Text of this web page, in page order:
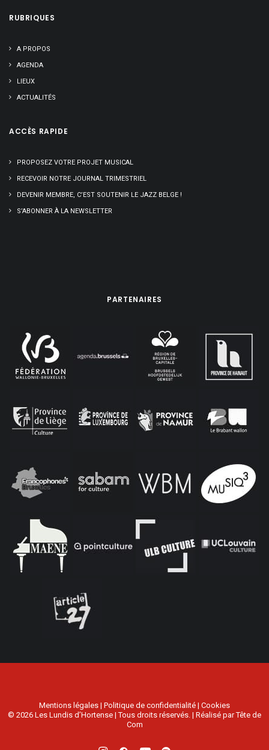
RUBRIQUES
A PROPOS
AGENDA
LIEUX
ACTUALITÉS
ACCÈS RAPIDE
PROPOSEZ VOTRE PROJET MUSICAL
RECEVOIR NOTRE JOURNAL TRIMESTRIEL
DEVENIR MEMBRE, C’EST SOUTENIR LE JAZZ BELGE !
S’ABONNER À LA NEWSLETTER
PARTENAIRES
Mentions légales | Politique de confidentialité | Cookies
© 2026 Les Lundis d’Hortense | Tous droits réservés. | Réalisé parTête de
Com